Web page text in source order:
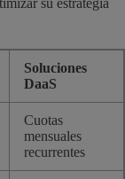
su estrategia
Soluciones
DaaS
Cuotas
mensuales
recurrentes